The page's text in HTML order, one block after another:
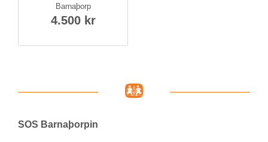
Barna­þorp
4.500 kr
SOS Barna­þorp­in